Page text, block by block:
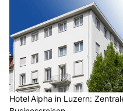
Hotel Alpha in Luzern: